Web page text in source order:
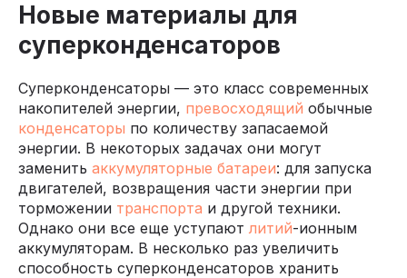
Новые материалы для
суперконденсаторов
Суперконденсаторы — это класс современных
накопителей энергии, превосходящий обычные
конденсаторы по количеству запасаемой
энергии. В некоторых задачах они могут
заменить аккумуляторные батареи: для запуска
двигателей, возвращения части энергии при
торможении транспорта и другой техники.
Однако они все еще уступают литий-ионным
аккумуляторам. В несколько раз увеличить
способность суперконденсаторов хранить